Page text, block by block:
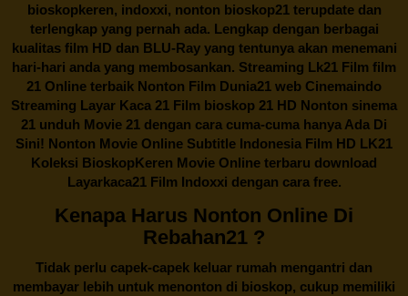
bioskopkeren, indoxxi, nonton bioskop21 terupdate dan
terlengkap yang pernah ada. Lengkap dengan berbagai
kualitas film HD dan BLU-Ray yang tentunya akan menemani
hari-hari anda yang membosankan. Streaming Lk21 Film film
21 Online terbaik Nonton Film Dunia21 web Cinemaindo
Streaming Layar Kaca 21 Film bioskop 21 HD Nonton sinema
21 unduh Movie 21 dengan cara cuma-cuma hanya Ada Di
Sini! Nonton Movie Online Subtitle Indonesia Film HD LK21
Koleksi BioskopKeren Movie Online terbaru download
Layarkaca21 Film Indoxxi dengan cara free.
Kenapa Harus Nonton Online Di
Rebahan21 ?
Tidak perlu capek-capek keluar rumah mengantri dan
membayar lebih untuk menonton di bioskop, cukup memiliki